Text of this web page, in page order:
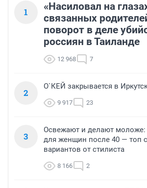
1
«Насиловал на
связанных
поворот в деле
россиян в Таиланде
12 968 7
2
О`КЕЙ закрывается в
9 917 23
3
Освежают и делают моложе:
для женщин после 40 — топ
вариантов от стилиста
8 166 2